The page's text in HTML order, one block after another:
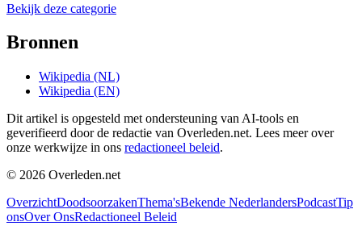
Bekijk deze categorie
Bronnen
Wikipedia (NL)
Wikipedia (EN)
Dit artikel is opgesteld met ondersteuning van AI-tools en
geverifieerd door de redactie van Overleden.net. Lees meer over
onze werkwijze in ons redactioneel beleid.
© 2026 Overleden.net
OverzichtDoodsoorzakenThema'sBekende NederlandersPodcastTip
onsOver OnsRedactioneel Beleid